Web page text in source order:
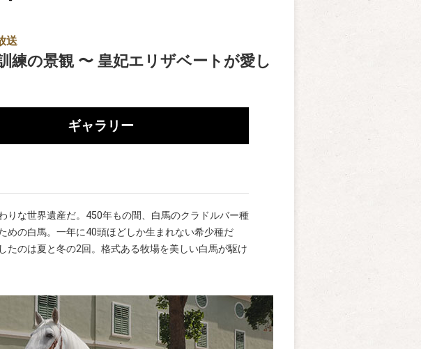
送
練の景観 〜 皇妃エリザベートが愛し
ギャラリー
りな世界遺産だ。450年もの間、白馬のクラドルバー種
めの白馬。一年に40頭ほどしか生まれない希少種だ
のは夏と冬の2回。格式ある牧場を美しい白馬が駆け